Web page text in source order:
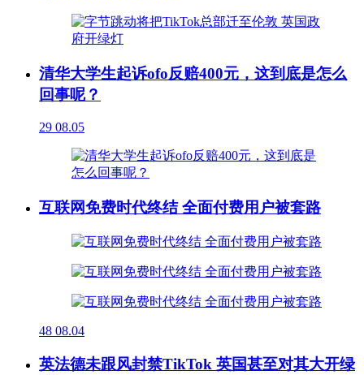
清华大学生起诉ofo反赔400元，这到底是怎么
回事呢？
29 08.05
互联网免费时代终结 全面付费用户被套路
48 08.04
英法德未跟风封禁TikTok 英国甚至对其大开绿